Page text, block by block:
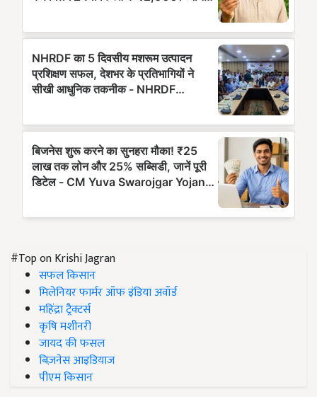
#Top on Krishi Jagran
सफल किसान
मिलेनियर फार्मर ऑफ इंडिया अवॉर्ड
महिंद्रा ट्रैक्टर्स
कृषि मशीनरी
जायद की फसल
बिज़नेस आइडियाज
पीएम किसान